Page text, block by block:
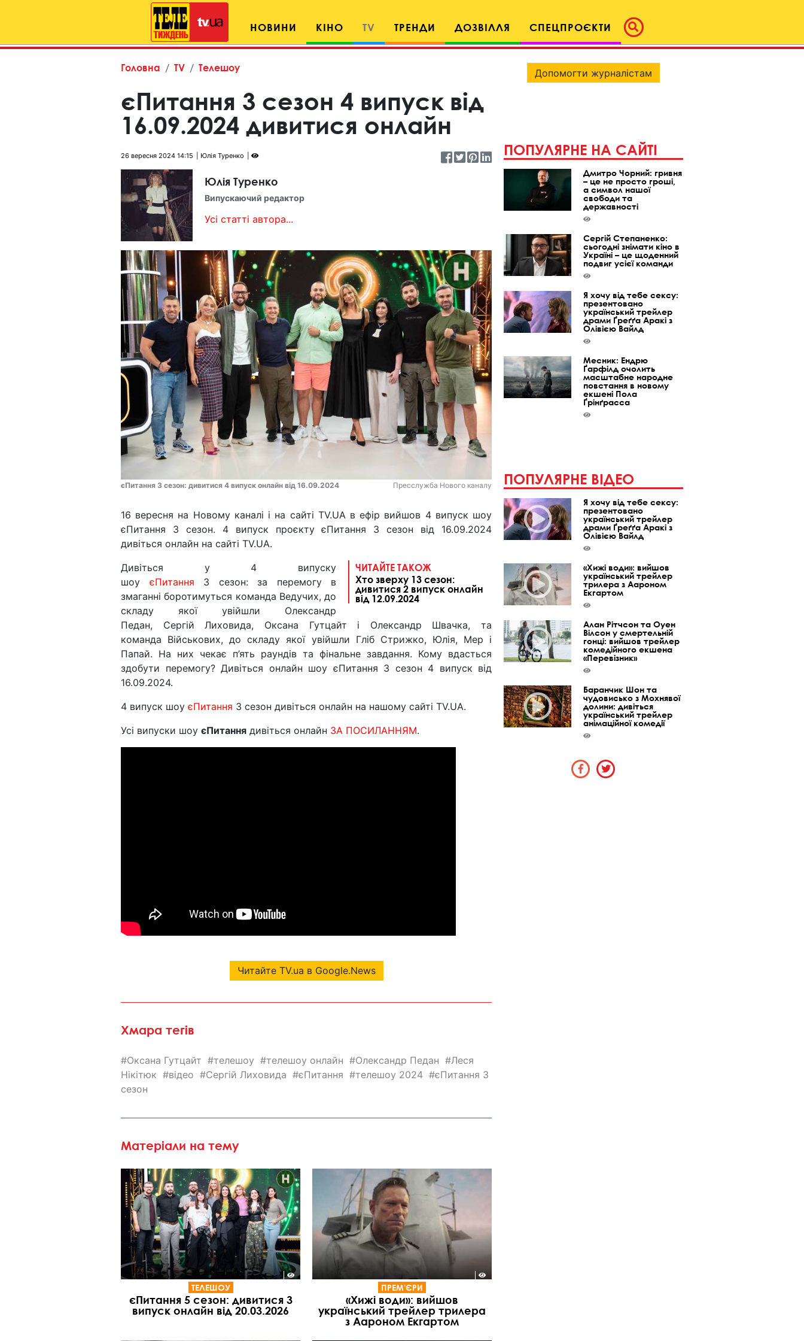
НОВИНИ КІНО TV ТРЕНДИ ДОЗВІЛЛЯ СПЕЦПРОЄКТИ
Головна TV Телешоу
єПитання 3 сезон 4 випуск від
16.09.2024 дивитися онлайн
26 вересня 2024 14:15 Юлія Туренко
Юлія Туренко
Випускаючий редактор
Усі статті автора...
єПитання 3 сезон: дивитися 4 випуск онлайн від 16.09.2024 Пресслужба Нового каналу
16 вересня на Новому каналі і на сайті TV.UA в ефір вийшов 4 випуск шоу
єПитання 3 сезон. 4 випуск проєкту єПитання 3 сезон від 16.09.2024
дивіться онлайн на сайті TV.UA.
ЧИТАЙТЕ ТАКОЖ
Хто зверху 13 сезон:
дивитися 2 випуск онлайн
від 12.09.2024
Дивіться у 4 випуску
шоу єПитання 3 сезон: за перемогу в
змаганні боротимуться команда Ведучих, до
складу якої увійшли Олександр
Педан, Сергій Лиховида, Оксана Гутцайт і Олександр Швачка, та
команда Військових, до складу якої увійшли Гліб Стрижко, Юлія, Мер і
Папай. На них чекає п’ять раундів та фінальне завдання. Кому вдасться
здобути перемогу? Дивіться онлайн шоу єПитання 3 сезон 4 випуск від
16.09.2024.
4 випуск шоу єПитання 3 сезон дивіться онлайн на нашому сайті TV.UA.
Усі випуски шоу єПитання дивіться онлайн ЗА ПОСИЛАННЯМ.
Читайте TV.ua в Google.News
Хмара тегів
Оксана Гутцайт телешоу телешоу онлайн Олександр Педан
Леся
Нікітюк
відео Сергій Лиховида єПитання телешоу 2024
єПитання 3
сезон
Матеріали на тему
ТЕЛЕШОУ
єПитання 5 сезон: дивитися 3
випуск онлайн від 20.03.2026
ПРЕМ'ЄРИ
«Хижі води»: вийшов
український трейлер трилера
з Аароном Екгартом
Допомогти журналістам
ПОПУЛЯРНЕ НА САЙТІ
Дмитро Чорний: гривня
– це не просто гроші,
а символ нашої
свободи та
державності
Сергій Степаненко:
сьогодні знімати кіно в
Україні – це щоденний
подвиг усієї команди
Я хочу від тебе сексу:
презентовано
український трейлер
драми Ґреґґа Аракі з
Олівією Вайлд
Месник: Ендрю
Ґарфілд очолить
масштабне народне
повстання в новому
екшені Пола
Ґрінґрасса
ПОПУЛЯРНЕ ВІДЕО
Я хочу від тебе сексу:
презентовано
український трейлер
драми Ґреґґа Аракі з
Олівією Вайлд
«Хижі води»: вийшов
український трейлер
трилера з Аароном
Екгартом
Алан Рітчсон та Оуен
Вілсон у смертельній
гонці: вийшов трейлер
комедійного екшена
«Перевізник»
Баранчик Шон та
чудовисько з Мохнявої
долини: дивіться
український трейлер
анімаційної комедії